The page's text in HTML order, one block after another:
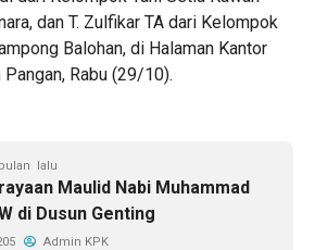
dan T. Zulfikar TA dari Kelompok
Balohan, di Halaman Kantor
Rabu (29/10).
lalu
Maulid Nabi Muhammad
di Dusun Genting
Admin KPK